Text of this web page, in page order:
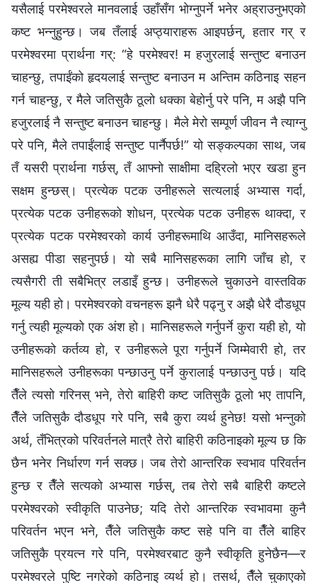
यसैलाई परमेश्‍वरले मानवलाई उहाँसँग भोग्नुपर्ने भनेर अह्राउनुभएको
कष्ट भन्नुहुन्छ। जब तँलाई अप्ठ्याराहरू आइपर्छन्, हतार गर् र
परमेश्‍वरमा प्रार्थना गर्: “हे परमेश्‍वर! म हजुरलाई सन्तुष्ट बनाउन
चाहन्छु, तपाईंको हृदयलाई सन्तुष्ट बनाउन म अन्तिम कठिनाइ सहन
गर्न चाहन्छु, र मैले जतिसुकै ठूलो धक्का बेहोर्नु परे पनि, म अझै पनि
हजुरलाई नै सन्तुष्ट बनाउन चाहन्छु। मैले मेरो सम्पूर्ण जीवन नै त्याग्‍नु
परे पनि, मैले तपाईंलाई सन्तुष्ट पार्नैपर्छ!” यो सङ्कल्पका साथ, जब
तँ यसरी प्रार्थना गर्छस्, तँ आफ्नो साक्षीमा दह्रिलो भएर खडा हुन
सक्षम हुन्छस्। प्रत्येक पटक उनीहरूले सत्यलाई अभ्यास गर्दा,
प्रत्येक पटक उनीहरूको शोधन, प्रत्येक पटक उनीहरू थाक्दा, र
प्रत्येक पटक परमेश्‍वरको कार्य उनीहरूमाथि आउँदा, मानिसहरूले
असह्य पीडा सहनुपर्छ। यो सबै मानिसहरूका लागि जाँच हो, र
त्यसैगरी ती सबैभित्र लडाइँ हुन्छ। उनीहरूले चुकाउने वास्तविक
मूल्य यही हो। परमेश्‍वरको वचनहरू झनै धेरै पढ्नु र अझै धेरै दौडधूप
गर्नु त्यही मूल्यको एक अंश हो। मानिसहरूले गर्नुपर्ने कुरा यही हो, यो
उनीहरूको कर्तव्य हो, र उनीहरूले पूरा गर्नुपर्ने जिम्मेवारी हो, तर
मानिसहरूले उनीहरूका पन्छाउनु पर्ने कुरालाई पन्छाउनु पर्छ। यदि
तैँले त्यसो गरिनस् भने, तेरो बाहिरी कष्ट जतिसुकै ठूलो भए तापनि,
तैँले जतिसुकै दौडधूप गरे पनि, सबै कुरा व्यर्थ हुनेछ! यसो भन्नुको
अर्थ, तँभित्रको परिवर्तनले मात्रै तेरो बाहिरी कठिनाइको मूल्य छ कि
छैन भनेर निर्धारण गर्न सक्छ। जब तेरो आन्तरिक स्वभाव परिवर्तन
हुन्छ र तैँले सत्यको अभ्यास गर्छस्, तब तेरो सबै बाहिरी कष्टले
परमेश्‍वरको स्वीकृति पाउनेछ; यदि तेरो आन्तरिक स्वभावमा कुनै
परिवर्तन भएन भने, तैँले जतिसुकै कष्ट सहे पनि वा तैँले बाहिर
जतिसुकै प्रयत्न गरे पनि, परमेश्‍वरबाट कुनै स्वीकृति हुनेछैन—र
परमेश्‍वरले पुष्टि नगरेको कठिनाइ व्यर्थ हो। तसर्थ, तैँले चुकाएको